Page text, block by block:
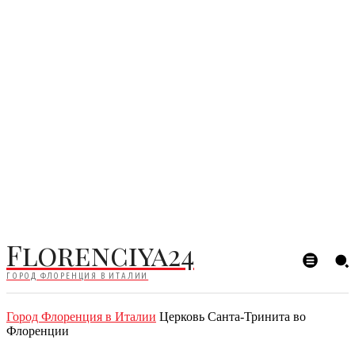
Florenciya24
ГОРОД ФЛОРЕНЦИЯ В ИТАЛИИ
Город Флоренция в Италии Церковь Санта-Тринита во
Флоренции